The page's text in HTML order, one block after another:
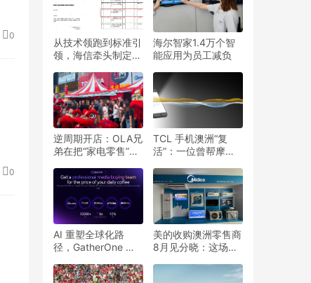
0
0
从技术领跑到标准引
领，海信牵头制定我
LED行业标准
海尔智家1.4万个智
能应用为员工减负
逆周期开店：OLA兄
弟在把“家电零售”重
TCL 手机澳洲“复
活”：一位曾帮摩托
了
AI 重塑全球化路
径，GatherOne 探
美的收购澳洲零售商
8月见分晓：这场海